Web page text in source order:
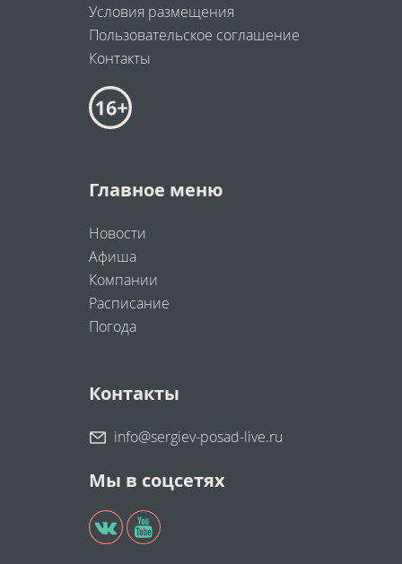
Условия размещения
Пользовательское соглашение
Контакты
Главное меню
Новости
Афиша
Компании
Расписание
Погода
Контакты
info@sergiev-posad-live.ru
Мы в соцсетях